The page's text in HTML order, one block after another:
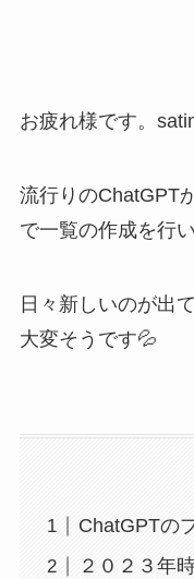
お疲れ様です。
流行りのChatGPT
で一覧の作成を行
日々新しいのが出
大変そうです💦
ChatGPTの
２０２３年